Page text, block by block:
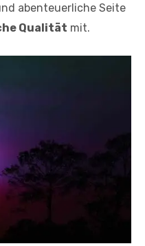
abenteuerliche Seite
Qualität mit.